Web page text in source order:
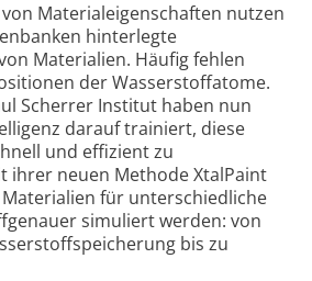
Materialeigenschaften nutzen
hinterlegte
Materialien. Häufig fehlen
der Wasserstoffatome.
Scherrer Institut haben nun
darauf trainiert, diese
und effizient zu
ihrer neuen Methode XtalPaint
für unterschiedliche
simuliert werden: von
bis zu